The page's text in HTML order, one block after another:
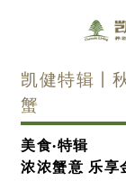
凯健特辑丨
蟹
美食·特辑
浓浓蟹意 乐享